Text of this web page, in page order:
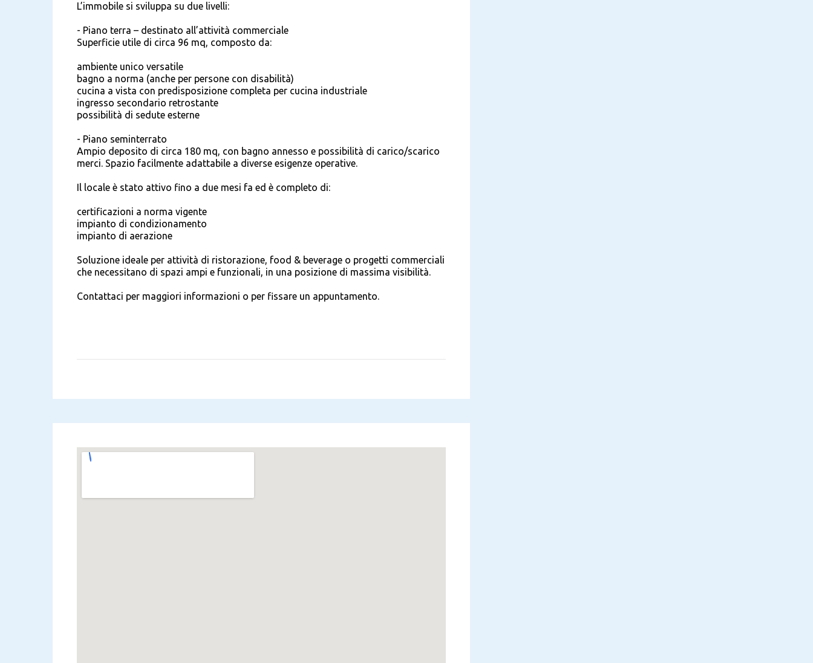
L’immobile si sviluppa su due livelli:
- Piano terra – destinato all’attività commerciale
Superficie utile di circa 96 mq, composto da:
ambiente unico versatile
bagno a norma (anche per persone con disabilità)
cucina a vista con predisposizione completa per cucina industriale
ingresso secondario retrostante
possibilità di sedute esterne
- Piano seminterrato
Ampio deposito di circa 180 mq, con bagno annesso e possibilità di carico/scarico
merci. Spazio facilmente adattabile a diverse esigenze operative.
Il locale è stato attivo fino a due mesi fa ed è completo di:
certificazioni a norma vigente
impianto di condizionamento
impianto di aerazione
Soluzione ideale per attività di ristorazione, food & beverage o progetti commerciali
che necessitano di spazi ampi e funzionali, in una posizione di massima visibilità.
Contattaci per maggiori informazioni o per fissare un appuntamento.